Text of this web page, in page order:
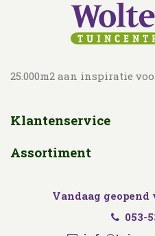
25.000m2 aan inspiratie
Klantenservice
Assortiment
Vandaag geopend
053-